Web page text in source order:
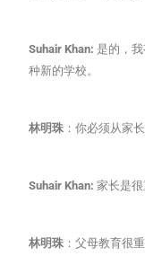
Suhair Khan: 是的，
种新的学校。
林明珠 ：你必须从家长
Suhair Khan:家长是很
林明珠 ：父母教育很重